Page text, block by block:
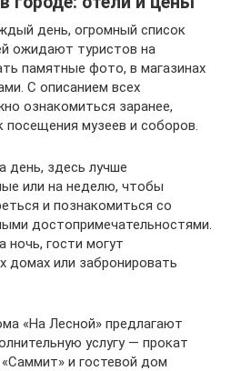
день, огромный список
ожидают туристов на
памятные фото, в магазинах
С описанием всех
ознакомиться заранее,
музеев и соборов.
день, здесь лучше
или на неделю, чтобы
и познакомиться со
достопримечательностями.
ночь, гости могут
домах или забронировать
«На Лесной» предлагают
услугу — прокат
и гостевой дом